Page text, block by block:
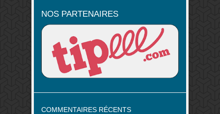
NOS PARTENAIRES
COMMENTAIRES RÉCENTS